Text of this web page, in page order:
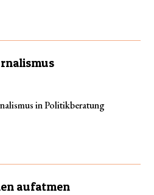
in Politikberatung
aufatmen